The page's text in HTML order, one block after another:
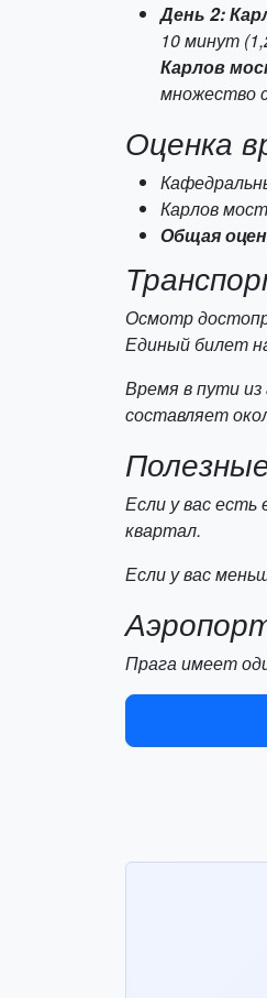
День 2:
10 минут
Карлов
множество
Оценка
Карлов мост
Общая
Осмотр
Единый билет
Время в пути
составляет
Если у вас
квартал.
Если у вас
Прага имеет